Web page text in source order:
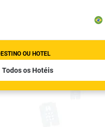
OU HOTEL